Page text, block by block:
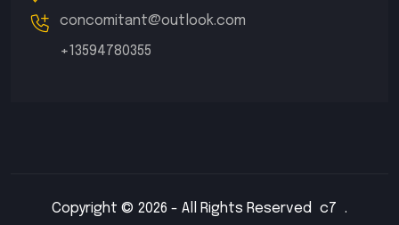
concomitant@outlook.com
+13594780355
Copyright © 2026 - All Rights Reserved c7 .